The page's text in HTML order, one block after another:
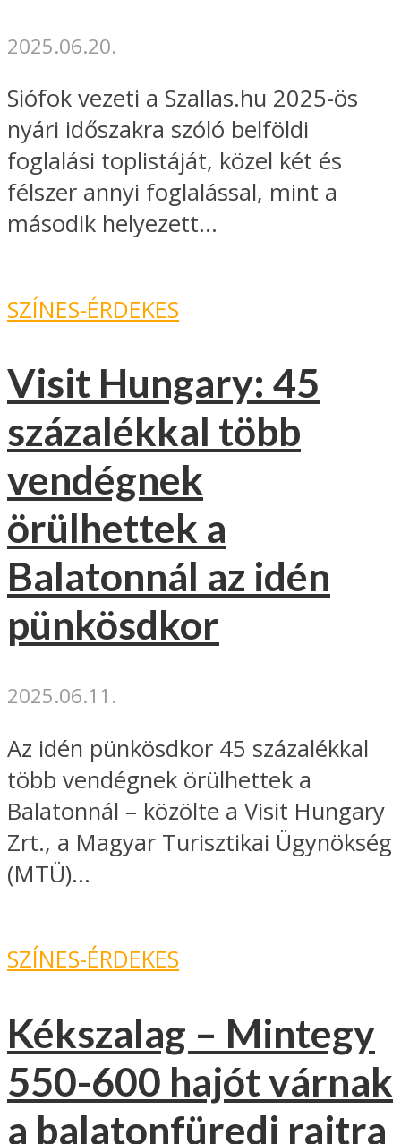
2025.06.20.
Siófok vezeti a Szallas.hu 2025-ös
nyári időszakra szóló belföldi
foglalási toplistáját, közel két és
félszer annyi foglalással, mint a
második helyezett...
SZÍNES-ÉRDEKES
Visit Hungary: 45
százalékkal több
vendégnek
örülhettek a
Balatonnál az idén
pünkösdkor
2025.06.11.
Az idén pünkösdkor 45 százalékkal
több vendégnek örülhettek a
Balatonnál – közölte a Visit Hungary
Zrt., a Magyar Turisztikai Ügynökség
(MTÜ)...
SZÍNES-ÉRDEKES
Kékszalag – Mintegy
550-600 hajót várnak
a balatonfüredi rajtra